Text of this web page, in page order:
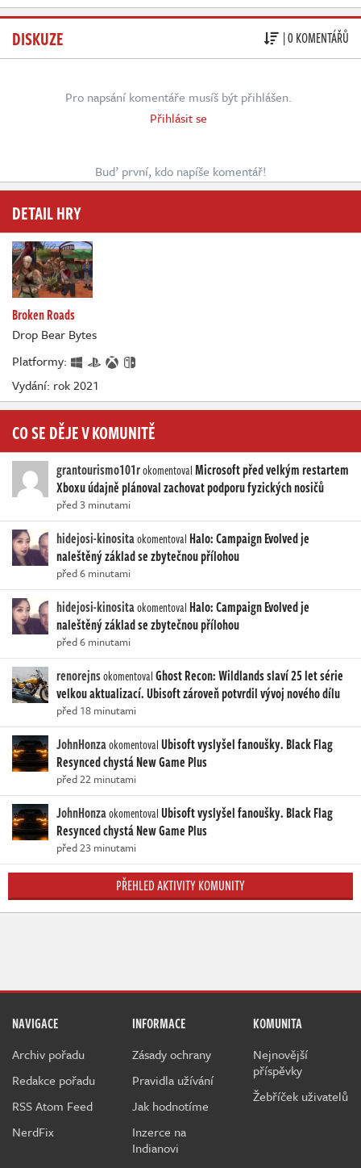
DISKUZE | 0 KOMENTÁŘŮ
Pro napsání komentáře musíš být přihlášen.
Přihlásit se
Buď první, kdo napíše komentář!
DETAIL HRY
Broken Roads
Drop Bear Bytes
Platformy:
Vydání: rok 2021
CO SE DĚJE V KOMUNITĚ
grantourismo101rokomentovalMicrosoft před velkým restartem
Xboxu údajně plánoval zachovat podporu fyzických nosičů
před 3 minutami
hidejosi-kinositaokomentoval Halo: Campaign Evolved je
naleštěný základ se zbytečnou přílohou
před 6 minutami
hidejosi-kinositaokomentoval Halo: Campaign Evolved je
naleštěný základ se zbytečnou přílohou
před 6 minutami
renorejnsokomentovalGhost Recon: Wildlands slaví 25 let série
velkou aktualizací. Ubisoft zároveň potvrdil vývoj nového dílu
před 18 minutami
JohnHonzaokomentovalUbisoft vyslyšel fanoušky. Black Flag
Resynced chystá New Game Plus
před 22 minutami
JohnHonzaokomentovalUbisoft vyslyšel fanoušky. Black Flag
Resynced chystá New Game Plus
před 23 minutami
PŘEHLED AKTIVITY KOMUNITY
NAVIGACE
Archiv pořadu
Redakce pořadu
RSS Atom Feed
NerdFix
INFORMACE
Zásady ochrany
Pravidla užívání
Jak hodnotíme
Inzerce na
Indianovi
KOMUNITA
Nejnovější
příspěvky
Žebříček uživatelů